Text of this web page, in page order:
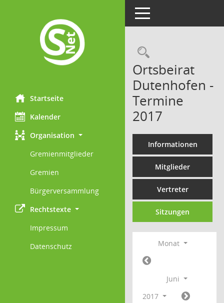
Startseite
Kalender
Organisation
Gremienmitglieder
Gremien
Bürgerversammlung
Rechtstexte
Impressum
Datenschutz
Toggle navigation
Ortsbeirat
Dutenhofen -
Termine
2017
Informationen
Mitglieder
Vertreter
Sitzungen
Monat
Juni
2017